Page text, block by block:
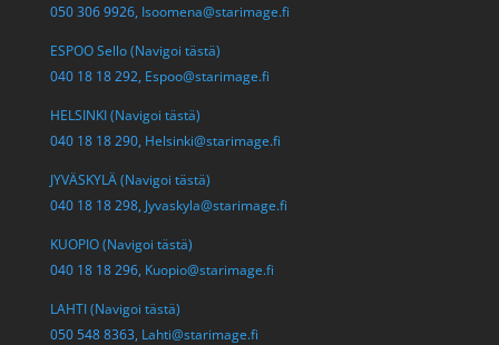
050 306 9926, Isoomena@starimage.fi
ESPOO Sello (Navigoi tästä)
040 18 18 292, Espoo@starimage.fi
HELSINKI (Navigoi tästä)
040 18 18 290, Helsinki@starimage.fi
JYVÄSKYLÄ (Navigoi tästä)
040 18 18 298, Jyvaskyla@starimage.fi
KUOPIO (Navigoi tästä)
040 18 18 296, Kuopio@starimage.fi
LAHTI (Navigoi tästä)
050 548 8363, Lahti@starimage.fi